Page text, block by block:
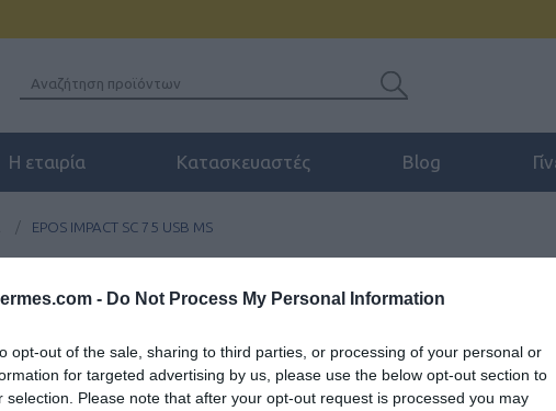
- Do Not Process My Personal Information
opt-out of the sale, sharing to third parties, or processing of your personal or
for targeted advertising by us, please use the below opt-out section to
selection. Please note that after your opt-out request is processed you may
Η εταιρία Κατασκευαστές Blog
/ EPOS IMPACT SC 75 USB MS
Ενσύρματο διπλό ακουστικό με
Work limiter είναι δανικά ακουστικά